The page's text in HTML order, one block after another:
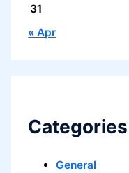
31
« Apr
Categories
General